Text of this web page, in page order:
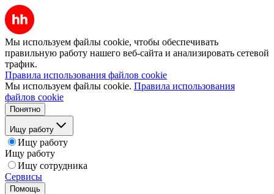
Мы используем файлы cookie, чтобы обеспечивать
правильную работу нашего веб-сайта и анализировать сетевой
трафик.
Правила использования файлов cookie
Мы используем файлы cookie. Правила использования
файлов cookie
Понятно
Ищу работу
Ищу работу
Ищу работу
Ищу сотрудника
Сервисы
Помощь